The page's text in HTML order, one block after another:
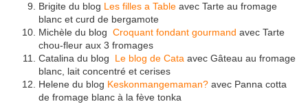
Brigite du blog Les filles a Table avec Tarte au fromage
blanc et curd de bergamote
Michèle du blog Croquant fondant gourmand avec Tarte
chou-fleur aux 3 fromages
Catalina du blog Le blog de Cata avec Gâteau au fromage
blanc, lait concentré et cerises
Helene du blog Keskonmangemaman? avec Panna cotta
de fromage blanc à la fève tonka